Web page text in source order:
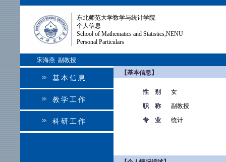
东北师范大学数学与统计学院
个人信息
School of Mathematics and Statistics,NENU
Personal Particulars
宋海燕 副教授
基本信息
教学工作
科研工作
【基本信息】
性 别
女
职 称
副教授
专 业
统计